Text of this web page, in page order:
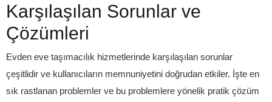
Karşılaşılan Sorunlar ve
Çözümleri
Evden eve taşımacılık hizmetlerinde karşılaşılan sorunlar
çeşitlidir ve kullanıcıların memnuniyetini doğrudan etkiler. İşte en
sık rastlanan problemler ve bu problemlere yönelik pratik çözüm